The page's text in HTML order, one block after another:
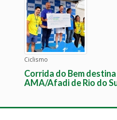
Ciclismo
Corrida do Bem destina
AMA/Afadi de Rio do